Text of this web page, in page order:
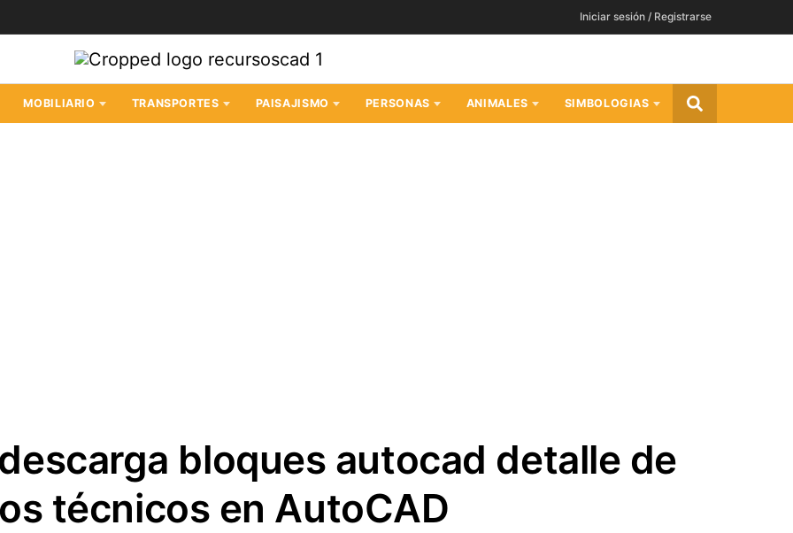
Iniciar sesión / Registrarse
MOBILIARIO TRANSPORTES PAISAJISMO PERSONAS ANIMALES SIMBOLOGIAS
bloques autocad detalle de
técnicos en AutoCAD